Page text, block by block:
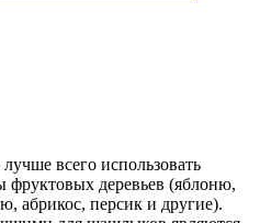
всего использовать
фруктовых деревьев (яблоню,
абрикос, персик и другие).